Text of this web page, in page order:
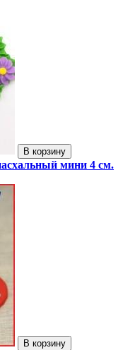
В корзину
мини 4 см.
В корзину